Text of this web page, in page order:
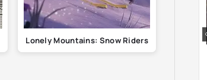
Lonely Mountains: Snow Riders